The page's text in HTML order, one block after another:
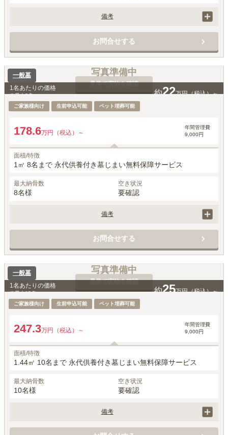
備考
価格には、永代使用料、墓石費用、工事費用、お墓じまい保障サービ
ス、家名彫刻、建立者名彫刻費用が含まれています。
ペットもいっしょにご納骨可能です。
お問合せする
写真準備中
見学で実物を確認
一般墓
1名あたりの価格
※最大8名 約22万円（税込）～
ご家族様向け 生前申込可能 ペット埋葬可能
178.6万円（税込）～
年間管理費
9,000円
面積/特徴
1㎡ 8名まで 永代供養付き墓じまい無料保障サービス
最大納骨数
8名様
空き状況
要確認
備考
価格には、永代使用料、墓石費用、工事費用、お墓じまい保障サービ
ス、家名彫刻、建立者名彫刻費用が含まれています。
ペットもいっしょにご納骨可能です。
お問合せする
写真準備中
見学で実物を確認
一般墓
1名あたりの価格
※最大10名 約25万円（税込）～
ご家族様向け 生前申込可能 ペット埋葬可能
247.3万円（税込）～
年間管理費
9,000円
面積/特徴
1.44㎡ 10名まで 永代供養付き墓じまい無料保障サービス
最大納骨数
10名様
空き状況
要確認
備考